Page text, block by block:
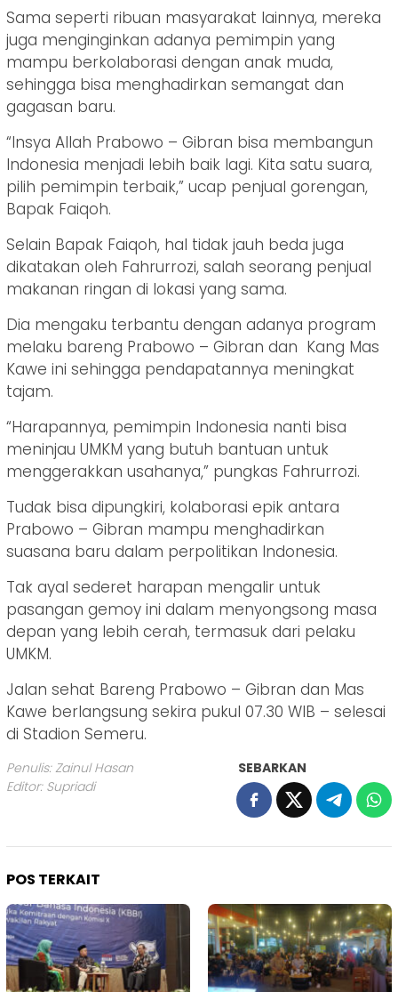
Sama seperti ribuan masyarakat lainnya, mereka
juga menginginkan adanya pemimpin yang
mampu berkolaborasi dengan anak muda,
sehingga bisa menghadirkan semangat dan
gagasan baru.
“Insya Allah Prabowo – Gibran bisa membangun
Indonesia menjadi lebih baik lagi. Kita satu suara,
pilih pemimpin terbaik,” ucap penjual gorengan,
Bapak Faiqoh.
Selain Bapak Faiqoh, hal tidak jauh beda juga
dikatakan oleh Fahrurrozi, salah seorang penjual
makanan ringan di lokasi yang sama.
Dia mengaku terbantu dengan adanya program
melaku bareng Prabowo – Gibran dan Kang Mas
Kawe ini sehingga pendapatannya meningkat
tajam.
“Harapannya, pemimpin Indonesia nanti bisa
meninjau UMKM yang butuh bantuan untuk
menggerakkan usahanya,” pungkas Fahrurrozi.
Tudak bisa dipungkiri, kolaborasi epik antara
Prabowo – Gibran mampu menghadirkan
suasana baru dalam perpolitikan Indonesia.
Tak ayal sederet harapan mengalir untuk
pasangan gemoy ini dalam menyongsong masa
depan yang lebih cerah, termasuk dari pelaku
UMKM.
Jalan sehat Bareng Prabowo – Gibran dan Mas
Kawe berlangsung sekira pukul 07.30 WIB – selesai
di Stadion Semeru.
Penulis: Zainul Hasan
Editor: Supriadi
SEBARKAN
POS TERKAIT